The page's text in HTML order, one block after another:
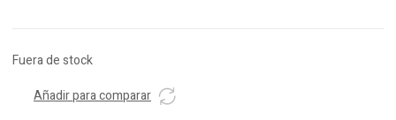
Fuera de stock
Añadir para comparar